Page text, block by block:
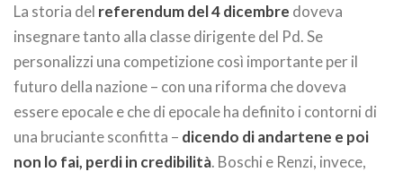
La storia del referendum del 4 dicembre doveva
insegnare tanto alla classe dirigente del Pd. Se
personalizzi una competizione così importante per il
futuro della nazione – con una riforma che doveva
essere epocale e che di epocale ha definito i contorni di
una bruciante sconfitta – dicendo di andartene e poi
non lo fai, perdi in credibilità. Boschi e Renzi, invece,